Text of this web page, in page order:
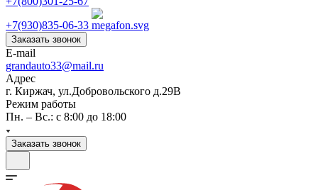
+7(930)835-06-33
Заказать звонок
E-mail
grandauto33@mail.ru
Адрес
г. Киржач, ул.Добровольского д.29В
Режим работы
Пн. – Вс.: с 8:00 до 18:00
Заказать звонок